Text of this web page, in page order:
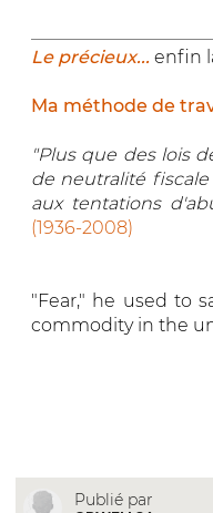
Le précieux... enfin
Ma méthode de
"Plus que des lois
de neutralité
aux tentations
(1936-2008)
"Fear," he used to
commodity in the
Publié par